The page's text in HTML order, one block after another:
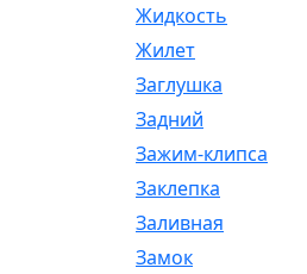
Жидкость
Жилет
Заглушка
Задний
Зажим-клипса
Заклепка
Заливная
Замок